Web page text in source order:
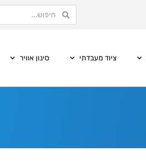
ציוד מעבדתי סינון אוויר